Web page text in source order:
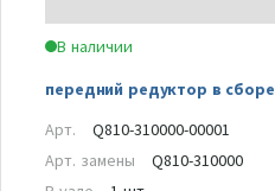
В наличии
передний редуктор в сборе
Арт.
Q810-310000-00001
Арт. замены
Q810-310000